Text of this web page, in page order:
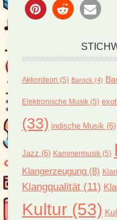
Akkordeon (5) Barock (4)
Elektronische Musik(5)
(33) indische Musik (6)
Jazz (6) Kammermusik(5)
Klangerzeugung(8)
Klangqualität(11)
Kultur(53)